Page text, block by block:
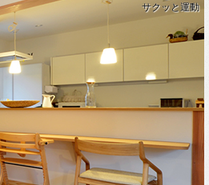
サクッと運動